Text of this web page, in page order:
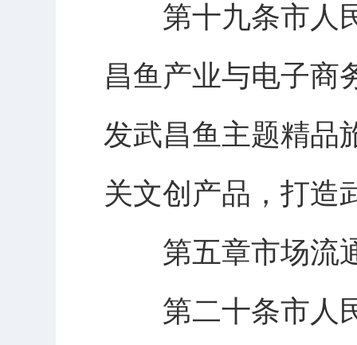
第十九条市人民
昌鱼产业与电子商
发武昌鱼主题精品
关文创产品，打造
第五章市场流
第二十条市人民